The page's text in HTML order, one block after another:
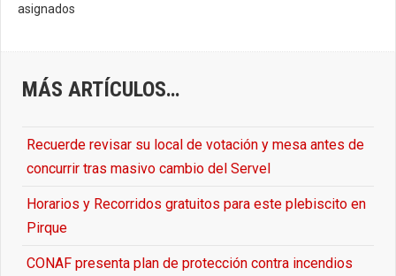
asignados
MÁS ARTÍCULOS…
Recuerde revisar su local de votación y mesa antes de
concurrir tras masivo cambio del Servel
Horarios y Recorridos gratuitos para este plebiscito en
Pirque
CONAF presenta plan de protección contra incendios